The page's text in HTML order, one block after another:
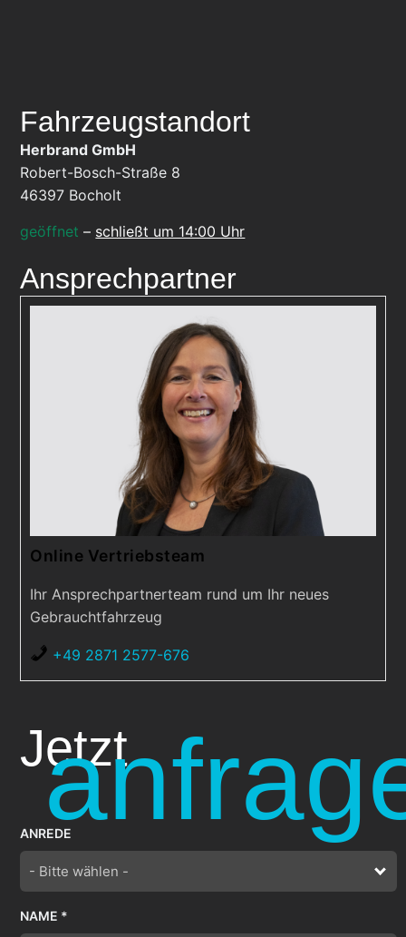
Fahrzeugstandort
Herbrand GmbH
Robert-Bosch-Straße 8
46397 Bocholt
geöffnet – schließt um 14:00 Uhr
Ansprechpartner
Online Vertriebsteam
Ihr Ansprechpartnerteam rund um Ihr neues
Gebrauchtfahrzeug
+49 2871 2577-676
Jetzt
ANREDE
- Bitte wählen -
NAME *